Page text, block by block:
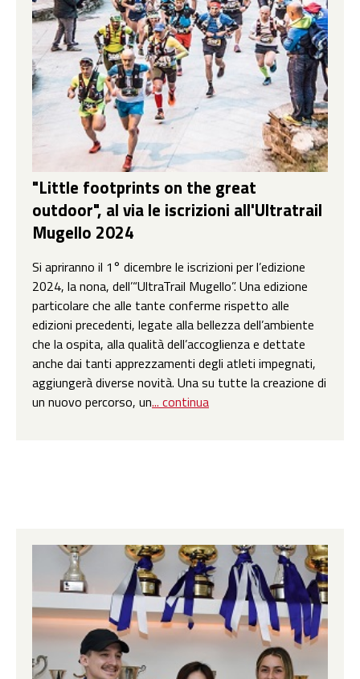
"Little footprints on the great
outdoor", al via le iscrizioni all'Ultratrail
Mugello 2024
Si apriranno il 1° dicembre le iscrizioni per l’edizione
2024, la nona, dell’“UltraTrail Mugello”. Una edizione
particolare che alle tante conferme rispetto alle
edizioni precedenti, legate alla bellezza dell’ambiente
che la ospita, alla qualità dell’accoglienza e dettate
anche dai tanti apprezzamenti degli atleti impegnati,
aggiungerà diverse novità. Una su tutte la creazione di
un nuovo percorso, un... continua